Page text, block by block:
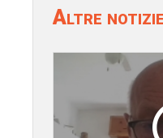
Altre notizie